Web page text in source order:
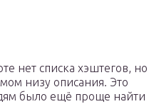
нет списка хэштегов, но
низу описания. Это
было ещё проще найти